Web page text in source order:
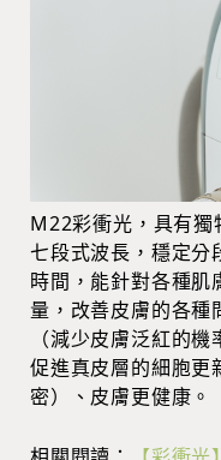
M22彩衝光，具有獨
七段式波長，穩定分
時間，能針對各種肌
量，改善皮膚的各種
（減少皮膚泛紅的
促進真皮層的細胞更
密）、皮膚更健康。